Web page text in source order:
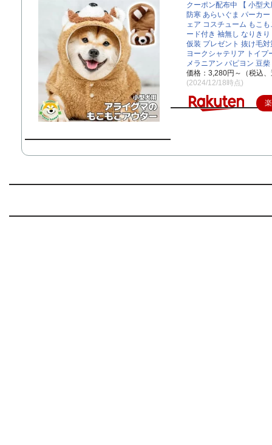
クーポン配布中 【 小型
防寒 あらいぐま パーカ
ェア コスチューム もこ
ード付き 袖無し なりき
仮装 プレゼント 抜け毛
ヨークシャテリア トイプ
メラニアン パピヨン 豆柴
価格：3,280円～（税込
(2024/12/18時点)